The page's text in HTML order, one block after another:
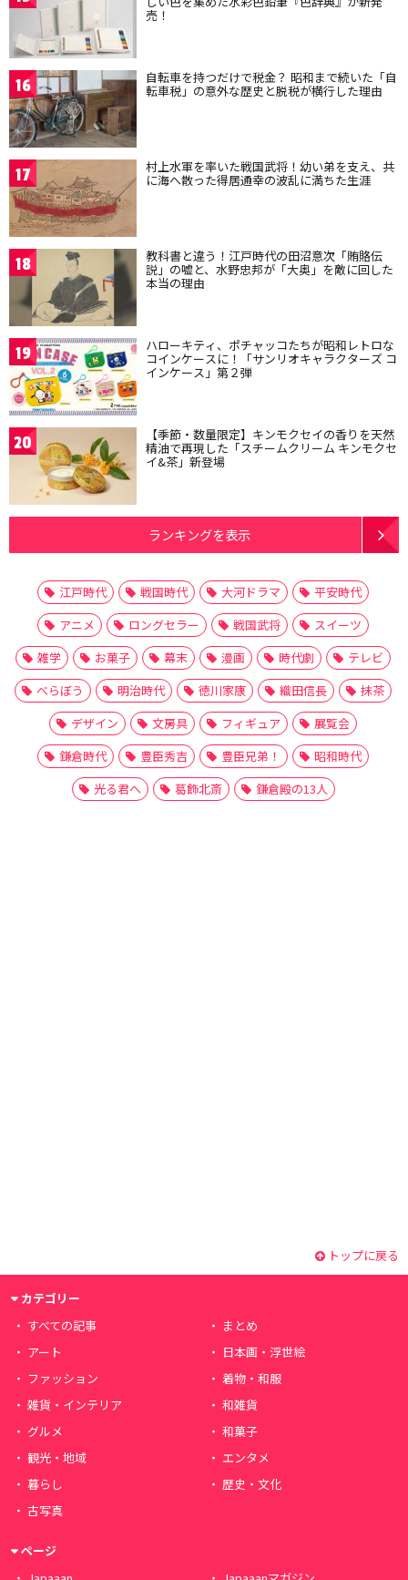
売！
16 自転車を持つだけで税金？ 昭和まで続いた「自
転車税」の意外な歴史と脱税が横行した理由
17 村上水軍を率いた戦国武将！幼い弟を支え、共
に海へ散った得居通幸の波乱に満ちた生涯
18 教科書と違う！江戸時代の田沼意次「賄賂伝
説」の嘘と、水野忠邦が「大奥」を敵に回した
本当の理由
19 ハローキティ、ポチャッコたちが昭和レトロな
コインケースに！「サンリオキャラクターズ コ
インケース」第２弾
20 【季節・数量限定】キンモクセイの香りを天然
精油で再現した「スチームクリーム キンモクセ
イ&茶」新登場
ランキングを表示
江戸時代 戦国時代 大河ドラマ
平安時代
アニメ
ロングセラー 戦国武将
スイーツ
雑学
お菓子 幕末 漫画 時代劇
テレビ
べらぼう
明治時代 徳川家康 織田信長
抹茶
デザイン
文房具 フィギュア
展覧会
鎌倉時代
豊臣秀吉 豊臣兄弟！
昭和時代
光る君へ
葛飾北斎 鎌倉殿の13人
トップに戻る
カテゴリー
すべての記事
まとめ
アート
日本画・浮世絵
ファッション
着物・和服
雑貨・インテリア
和雑貨
グルメ
和菓子
観光・地域
エンタメ
暮らし
歴史・文化
古写真
ページ